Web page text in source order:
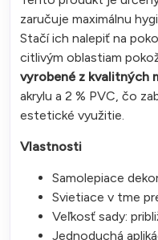
zaručuje maximálnu
Stačí ich nalepiť na
citlivým oblastiam
vyrobené z kvalitných
akrylu a 2 % PVC, čo
estetické využitie.
Vlastnosti
Samolepiace
Svietiace v tme
Veľkosť sady:
Jednoduchá